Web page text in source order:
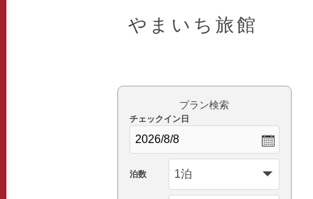
やまいち旅館
プラン検索
チェックイン日
泊数